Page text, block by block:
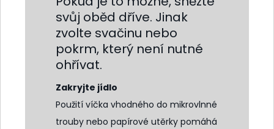
svůj oběd dříve. Jinak
zvolte svačinu nebo
pokrm, který není nutné
ohřívat.
Zakryjte jídlo
Použití víčka vhodného do mikrovlnné
trouby nebo papírové utěrky pomáhá